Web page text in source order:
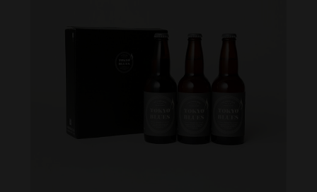
お酒の種類から探す